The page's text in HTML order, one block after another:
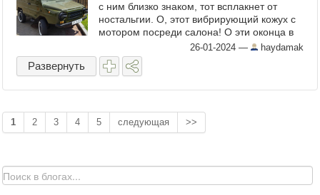
с ним близко знаком, тот всплакнет от
ностальгии. О, этот вибрирующий кожух с
мотором посреди салона! О эти оконца в
брезенте! А кто не был близко знаком - э,
салаги! Да вы и ...
26-01-2024 — haydamak
Развернуть
1 2 3 4 5 следующая >>